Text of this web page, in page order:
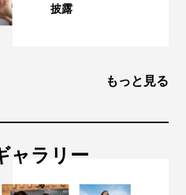
披露
もっと見る
ャラリー